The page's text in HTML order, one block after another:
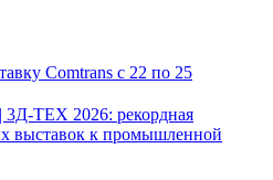
Comtrans c 22 по 25
3Д-ТЕХ 2026: рекордная
выставок к промышленной